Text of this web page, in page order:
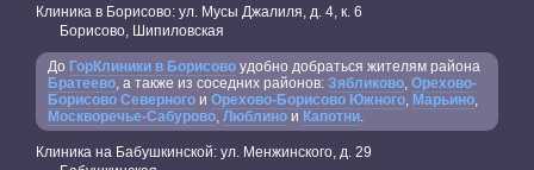
Клиника в Борисово: ул. Мусы Джалиля, д. 4, к. 6
Борисово, Шипиловская
До ГорКлиники в Борисово удобно добраться жителям района
Братеево, а также из соседних районов: Зябликово, Орехово-
Борисово Северного и Орехово-Борисово Южного, Марьино,
Москворечье-Сабурово, Люблино и Капотни.
Клиника на Бабушкинской: ул. Менжинского, д. 29